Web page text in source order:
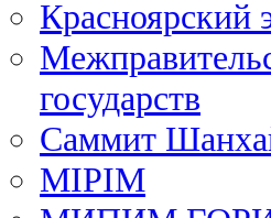
Красноярский
государств
Саммит
MIPIM